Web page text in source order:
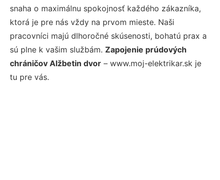
snaha o maximálnu spokojnosť každého zákazníka,
ktorá je pre nás vždy na prvom mieste. Naši
pracovníci majú dlhoročné skúsenosti, bohatú prax a
sú plne k vašim službám. Zapojenie prúdových
chráničov Alžbetin dvor – www.moj-elektrikar.sk je
tu pre vás.